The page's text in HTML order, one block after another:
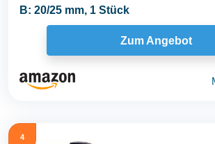
B: 20/25 mm, 1 Stück
Zum Angebot
4